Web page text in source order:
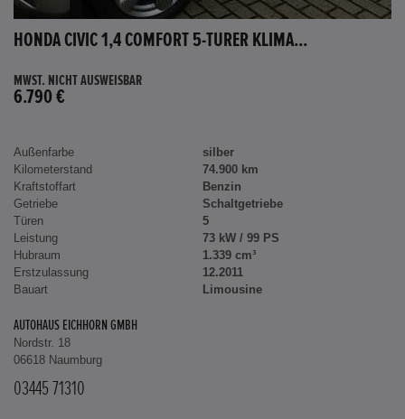
HONDA CIVIC 1,4 COMFORT 5-TÜRER KLIMA...
MWST. NICHT AUSWEISBAR
6.790 €
Außenfarbe
silber
Kilometerstand
74.900 km
Kraftstoffart
Benzin
Getriebe
Schaltgetriebe
Türen
5
Leistung
73 kW / 99 PS
Hubraum
1.339 cm³
Erstzulassung
12.2011
Bauart
Limousine
AUTOHAUS EICHHORN GMBH
Nordstr. 18
06618 Naumburg
03445 71310